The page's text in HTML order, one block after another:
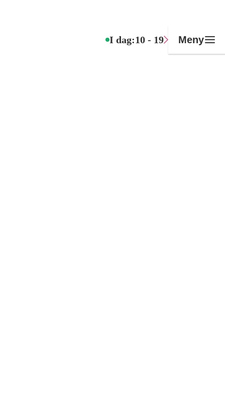
I dag:10 - 19 Meny